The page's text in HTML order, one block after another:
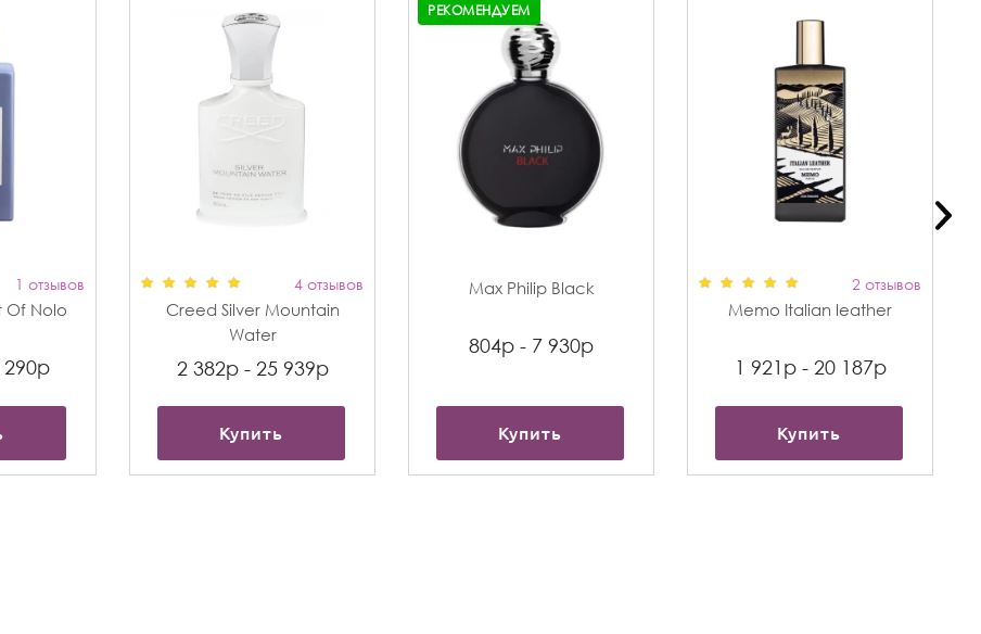
1 отзывов
Of Nolo
290р
4 отзывов
Creed Silver Mountain
Water
2 382р - 25 939р
Купить
РЕКОМЕНДУЕМ
Max Philip Black
804р - 7 930р
Купить
2 отзывов
Memo Italian leather
1 921р - 20 187р
Купить